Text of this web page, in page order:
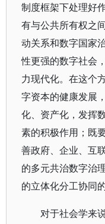
制度框架下处理好
有与公共所有权之
动关系和数字国家
性更强的数字社会
力现代化。在这个
字资本的健康发展
化、资产化，发挥
素的积极作用；既
善政府、企业、互
的多元共治数字治
的立体化分工协同
对于社会学来